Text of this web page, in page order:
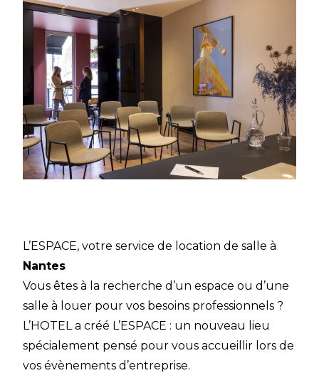
L’ESPACE, votre service de location de salle à
Nantes
Vous êtes à la recherche d’un espace ou d’une
salle à louer pour vos besoins professionnels ?
L’HOTEL a créé L’ESPACE : un nouveau lieu
spécialement pensé pour vous accueillir lors de
vos évènements d’entreprise.